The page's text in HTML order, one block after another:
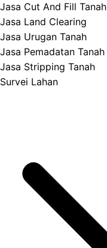
Jasa Cut And Fill Tanah
Jasa Land Clearing
Jasa Urugan Tanah
Jasa Pemadatan Tanah
Jasa Stripping Tanah
Survei Lahan